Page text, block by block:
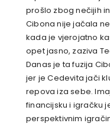
prošlo zbog nečijih
Cibona nije jačala
kada je vjerojatno
opet jasno, zaziva
Danas je ta fuzija
jer je Cedevita jači
repova iza sebe.
financijsku i igračku
perspektivnim